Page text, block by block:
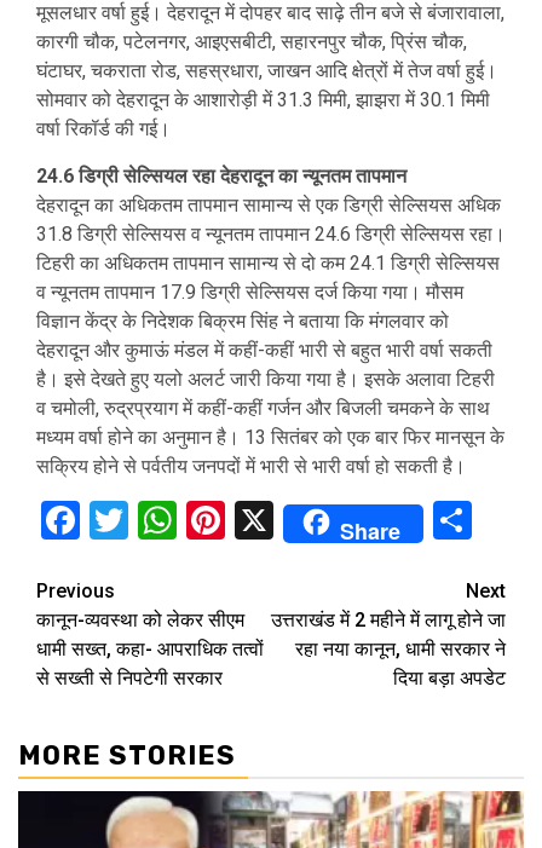
मूसलधार वर्षा हुई। देहरादून में दोपहर बाद साढ़े तीन बजे से बंजारावाला,
कारगी चौक, पटेलनगर, आइएसबीटी, सहारनपुर चौक, प्रिंस चौक,
घंटाघर, चकराता रोड, सहस्रधारा, जाखन आदि क्षेत्रों में तेज वर्षा हुई।
सोमवार को देहरादून के आशारोड़ी में 31.3 मिमी, झाझरा में 30.1 मिमी
वर्षा रिकॉर्ड की गई।
24.6 डिग्री सेल्सियल रहा देहरादून का न्यूनतम तापमान
देहरादून का अधिकतम तापमान सामान्य से एक डिग्री सेल्सियस अधिक
31.8 डिग्री सेल्सियस व न्यूनतम तापमान 24.6 डिग्री सेल्सियस रहा।
टिहरी का अधिकतम तापमान सामान्य से दो कम 24.1 डिग्री सेल्सियस
व न्यूनतम तापमान 17.9 डिग्री सेल्सियस दर्ज किया गया। मौसम
विज्ञान केंद्र के निदेशक बिक्रम सिंह ने बताया कि मंगलवार को
देहरादून और कुमाऊं मंडल में कहीं-कहीं भारी से बहुत भारी वर्षा सकती
है। इसे देखते हुए यलो अलर्ट जारी किया गया है। इसके अलावा टिहरी
व चमोली, रुद्रप्रयाग में कहीं-कहीं गर्जन और बिजली चमकने के साथ
मध्यम वर्षा होने का अनुमान है। 13 सितंबर को एक बार फिर मानसून के
सक्रिय होने से पर्वतीय जनपदों में भारी से भारी वर्षा हो सकती है।
Facebook
Twitter
WhatsApp
Pinterest
X Share
Continue
Reading
Previous
कानून-व्यवस्था को लेकर सीएम
धामी सख्‍त, कहा- आपराधिक तत्वों
से सख्ती से निपटेगी सरकार
Next
उत्तराखंड में 2 महीने में लागू होने जा
रहा नया कानून, धामी सरकार ने
दिया बड़ा अपडेट
MORE STORIES